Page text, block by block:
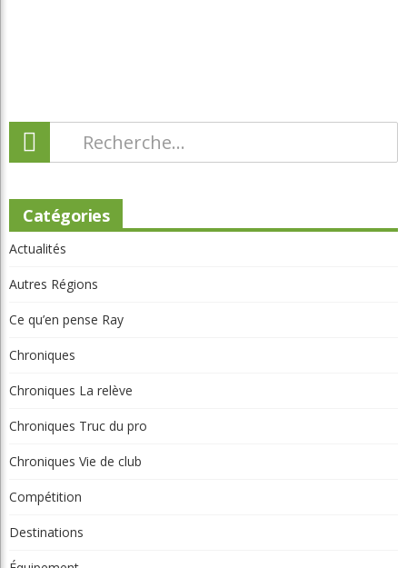
Catégories
Actualités
Autres Régions
Ce qu’en pense Ray
Chroniques
Chroniques La relève
Chroniques Truc du pro
Chroniques Vie de club
Compétition
Destinations